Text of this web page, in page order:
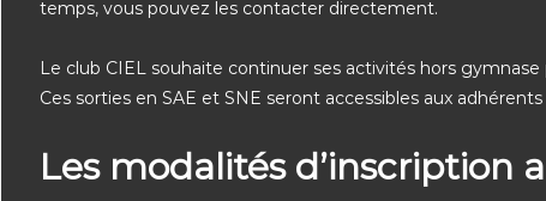
temps, vous pouvez les contacter directement.
Le club CIEL souhaite continuer ses activités hors gymnase
Ces sorties en SAE et SNE seront accessibles aux
Les modalités d’inscription